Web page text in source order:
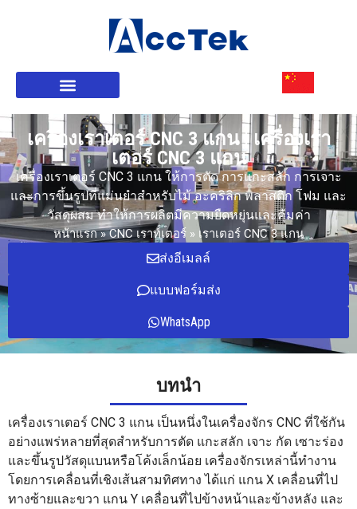
เครื่องเราเตอร์ CNC 3 แกน | เครื่องเรา
เตอร์ CNC 3 แกน
เครื่องเราเตอร์ CNC 3 แกน ให้การตัด การแกะสลัก การเจาะ
และการขึ้นรูปที่แม่นยำสำหรับไม้ อะคริลิก พลาสติก โฟม และ
วัสดุผสม ทำให้การผลิตมีความยืดหยุ่นและคุ้มค่า
หน้าแรก»CNC เราท์เตอร์ » เราเตอร์ CNC 3 แกน
ส่งอีเมลล์
แบบฟอร์มส่ง
WhatsApp
บทนำ
เครื่องเราเตอร์ CNC 3 แกน เป็นหนึ่งในเครื่องจักร CNC ที่ใช้กัน
อย่างแพร่หลายที่สุดสำหรับการตัด แกะสลัก เจาะ กัด เซาะร่อง
และขึ้นรูปวัสดุแบนหรือโค้งเล็กน้อย เครื่องจักรเหล่านี้ทำงาน
โดยการเคลื่อนที่เชิงเส้นสามทิศทาง ได้แก่ แกน X เคลื่อนที่ไป
ทางซ้ายและขวา แกน Y เคลื่อนที่ไปข้างหน้าและข้างหลัง และ